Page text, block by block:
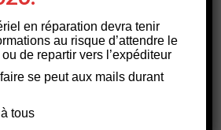
RUPTURE
en réparation devra tenir
au risque d’attendre le
de repartir vers l’expéditeur
se peut aux mails durant
tous